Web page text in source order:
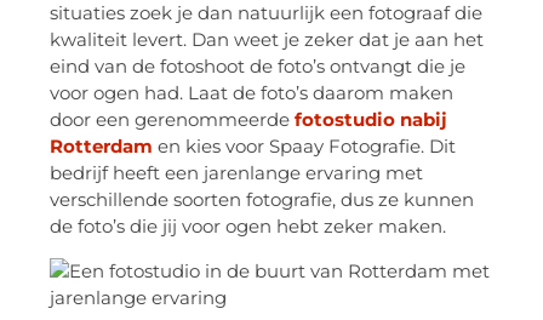
situaties zoek je dan natuurlijk een fotograaf die
kwaliteit levert. Dan weet je zeker dat je aan het
eind van de fotoshoot de foto’s ontvangt die je
voor ogen had. Laat de foto’s daarom maken
door een gerenommeerde fotostudio nabij
Rotterdam en kies voor Spaay Fotografie. Dit
bedrijf heeft een jarenlange ervaring met
verschillende soorten fotografie, dus ze kunnen
de foto’s die jij voor ogen hebt zeker maken.